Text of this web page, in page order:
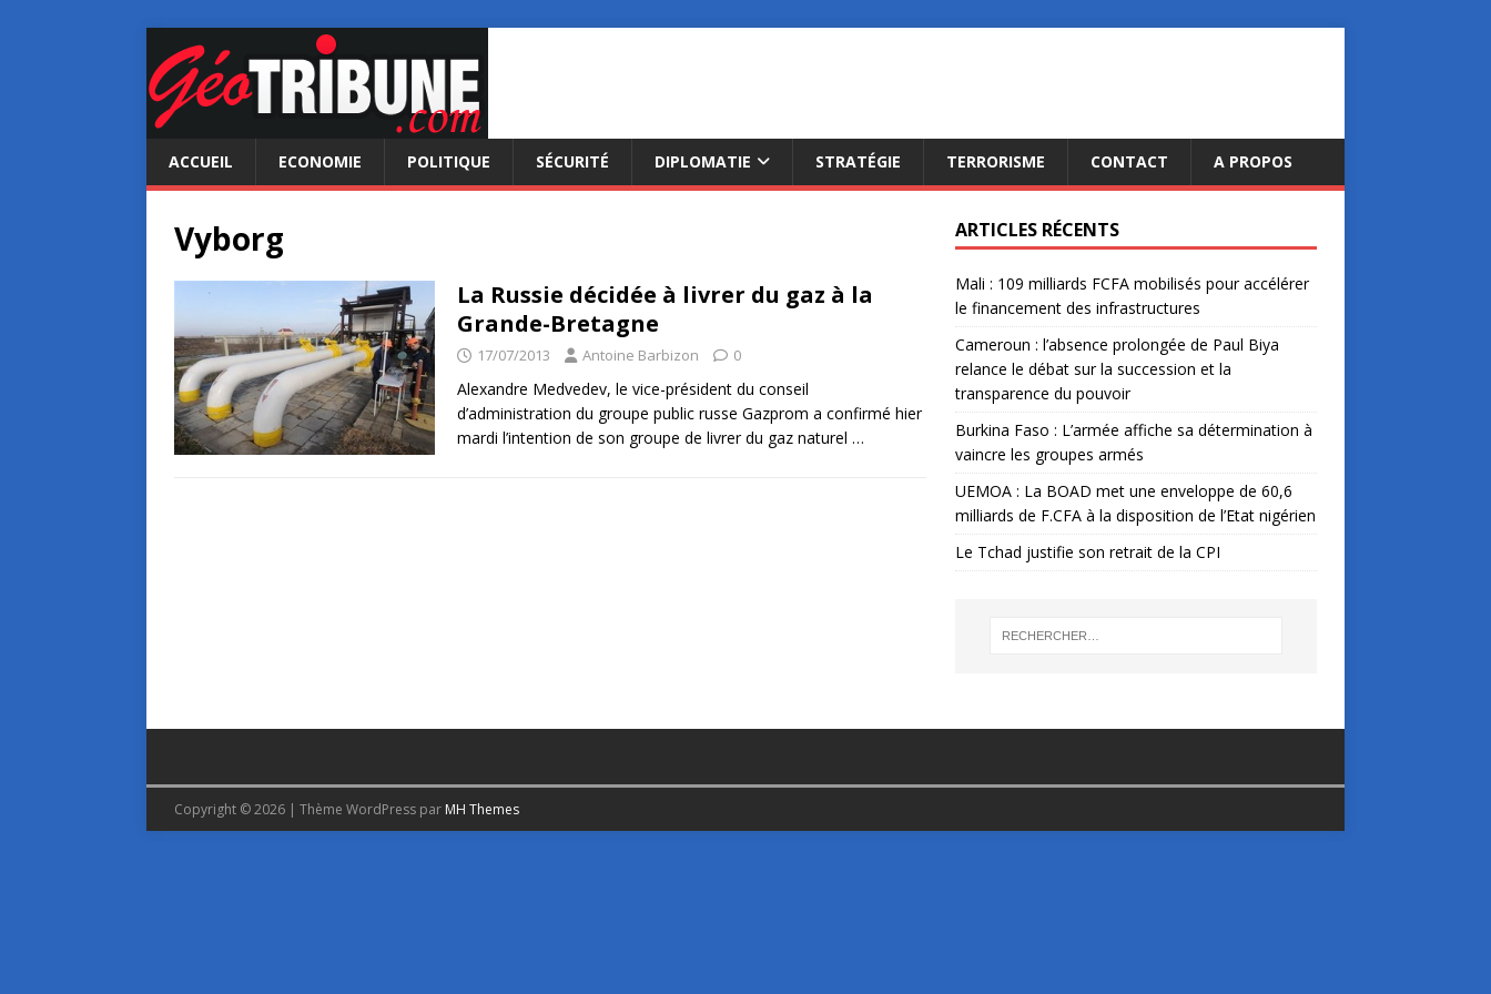
ACCUEIL ECONOMIE POLITIQUE SÉCURITÉ DIPLOMATIE STRATÉGIE TERRORISME CONTACT A PROPOS
Vyborg
La Russie décidée à livrer du gaz à la
Grande-Bretagne
17/07/2013 Antoine Barbizon 0
Alexandre Medvedev, le vice-président du conseil
d’administration du groupe public russe Gazprom a confirmé hier
mardi l’intention de son groupe de livrer du gaz naturel …
ARTICLES RÉCENTS
Mali : 109 milliards FCFA mobilisés pour accélérer
le financement des infrastructures
Cameroun : l’absence prolongée de Paul Biya
relance le débat sur la succession et la
transparence du pouvoir
Burkina Faso : L’armée affiche sa détermination à
vaincre les groupes armés
UEMOA : La BOAD met une enveloppe de 60,6
milliards de F.CFA à la disposition de l’Etat nigérien
Le Tchad justifie son retrait de la CPI
Copyright © 2026 | Thème WordPress par MH Themes